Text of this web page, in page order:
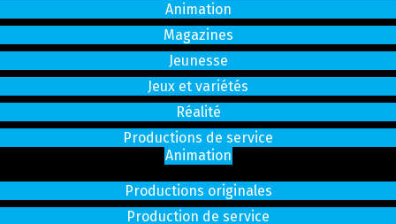
Animation
Magazines
Jeunesse
Jeux et variétés
Réalité
Productions de service
Animation
Productions originales
Production de service